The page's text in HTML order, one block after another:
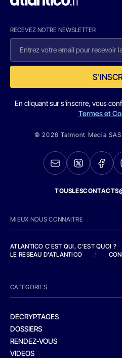
RECEVEZ NOTRE NEWSLETTER
En cliquant sur s'inscrire, vous
Termes et
© 2026 Talmont Media
MIEUX NOUS CONNAITRE
ATLANTICO C'EST QUI, C'EST QUOI ?
LE RESEAU D'ATLANTICO
/
CATEGORIES
DECRYPTAGES
DOSSIERS
RENDEZ-VOUS
VIDEOS